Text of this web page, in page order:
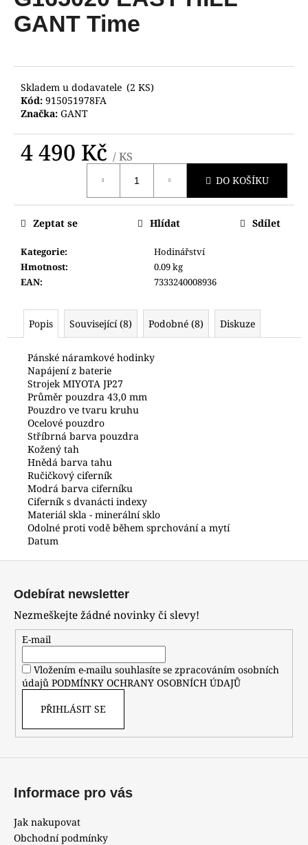
0,0
z
GANT Time
Skladem u dodavatele (2 KS)
Kód: 915051978FA
Značka: GANT
4 490 Kč / KS
DO KOŠÍKU
Kategorie:
Hodinářství
Hmotnost:
0.09 kg
EAN: 7333240008936
Zeptat se Hlídat Sdílet
Popis Související (8) Podobné (8) Diskuze
Pánské náramkové hodinky
Napájení z baterie
Strojek MIYOTA JP27
Průměr pouzdra 43,0 mm
Pouzdro ve tvaru kruhu
Ocelové pouzdro
Stříbrná barva pouzdra
Kožený tah
Hnědá barva tahu
Ručičkový ciferník
Modrá barva ciferníku
Ciferník s dvanácti indexy
Materiál skla - minerální sklo
Odolné proti vodě během sprchování a mytí
Datum
a
j
t
?
HLEDAT
D
p
o
j
POLICE
PEWJK2003440
600
Kč
Odebírat newsletter
Nezmeškejte žádné novinky či slevy!
E-mail
Vložením e-mailu souhlasíte se zpracováním osobních
údajů PODMÍNKY OCHRANY OSOBNÍCH ÚDAJŮ
PŘIHLÁSIT SE
Informace pro vás
Jak nakupovat
Obchodní podmínky